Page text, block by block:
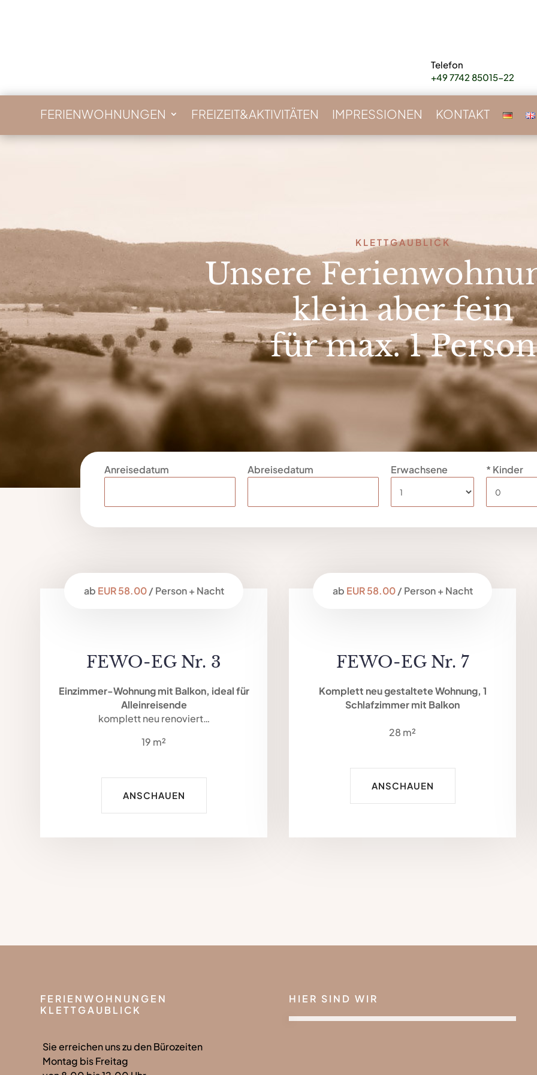
Telefon
+49 7742 85015-22
FERIENWOHNUNGEN FREIZEIT&AKTIVITÄTEN IMPRESSIONEN KONTAKT
KLETTGAUBLICK
Unsere
klein aber fein
für max. 1 Person
Anreisedatum Abreisedatum Erwachsene * Kinder
ab EUR 58.00/ Person + Nacht
FEWO-EG Nr. 3
Einzimmer-Wohnung mit Balkon, ideal für
Alleinreisende
komplett neu renoviert…
19 m²
ANSCHAUEN
ab EUR 58.00/ Person + Nacht
FEWO-EG Nr. 7
Komplett neu gestaltete Wohnung, 1
Schlafzimmer mit Balkon
28 m²
ANSCHAUEN
FERIENWOHNUNGEN
KLETTGAUBLICK
Sie erreichen uns zu den Bürozeiten
Montag bis Freitag
HIER SIND WIR